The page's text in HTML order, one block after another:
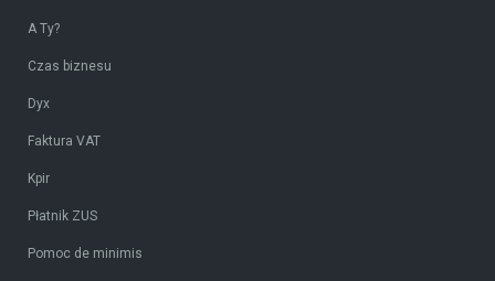
A Ty?
Czas biznesu
Dyx
Faktura VAT
Kpir
Płatnik ZUS
Pomoc de minimis